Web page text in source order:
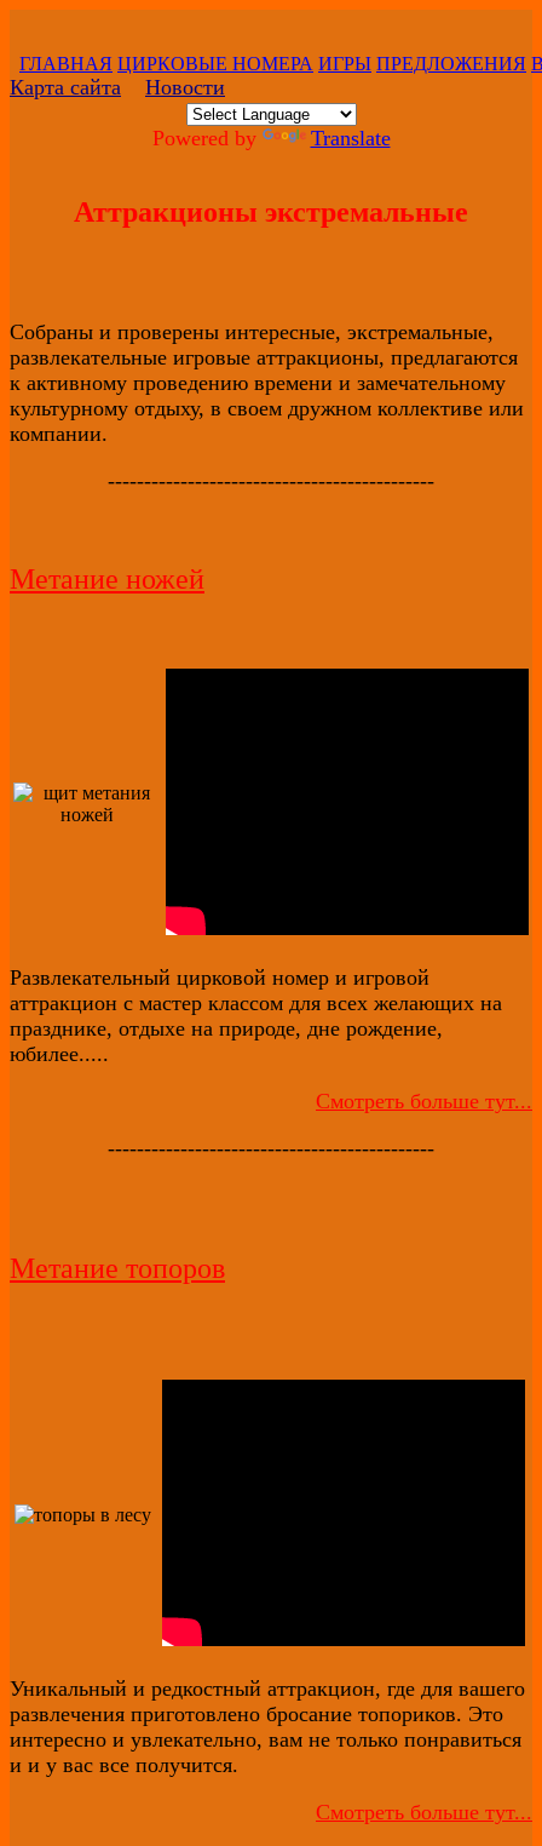
ГЛАВНАЯ ЦИРКОВЫЕ НОМЕРА ИГРЫ ПРЕДЛОЖЕНИЯ
Карта сайта Новости
Powered by Translate
Аттракционы экстремальные
Собраны и проверены интересные, экстремальные,
развлекательные игровые аттракционы, предлагаются
к активному проведению времени и замечательному
культурному отдыху, в своем дружном коллективе или
компании.
---------------------------------------------
Метание ножей
Развлекательный цирковой номер и игровой
аттракцион с мастер классом для всех желающих на
празднике, отдыхе на природе, дне рождение,
юбилее.....
Смотреть больше тут...
---------------------------------------------
Метание топоров
Уникальный и редкостный аттракцион, где для вашего
развлечения приготовлено бросание топориков. Это
интересно и увлекательно, вам не только понравиться
и и у вас все получится.
Смотреть больше тут...